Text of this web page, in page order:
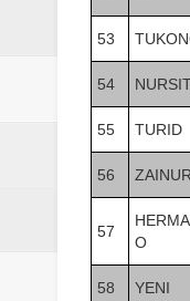
53
54
55 TURID
56
57
O
58 YENI